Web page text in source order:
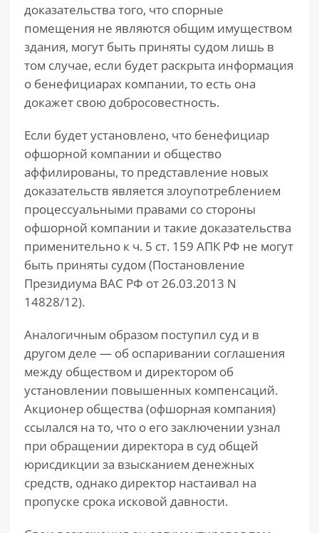
доказательства того, что спорные
помещения не являются общим имуществом
здания, могут быть приняты судом лишь в
том случае, если будет раскрыта информация
о бенефициарах компании, то есть она
докажет свою добросовестность.
Если будет установлено, что бенефициар
офшорной компании и общество
аффилированы, то представление новых
доказательств является злоупотреблением
процессуальными правами со стороны
офшорной компании и такие доказательства
применительно к ч. 5 ст. 159 АПК РФ не могут
быть приняты судом (Постановление
Президиума ВАС РФ от 26.03.2013 N
14828/12).
Аналогичным образом поступил суд и в
другом деле — об оспаривании соглашения
между обществом и директором об
установлении повышенных компенсаций.
Акционер общества (офшорная компания)
ссылался на то, что о его заключении узнал
при обращении директора в суд общей
юрисдикции за взысканием денежных
средств, однако директор настаивал на
пропуске срока исковой давности.